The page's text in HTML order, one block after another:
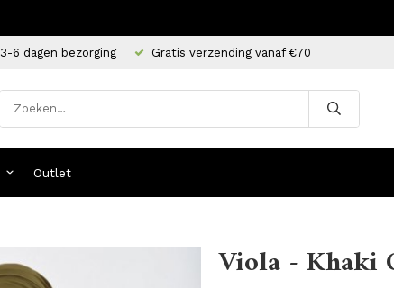
3-6 dagen bezorging Gratis verzending vanaf €70
Outlet
Viola - Khaki